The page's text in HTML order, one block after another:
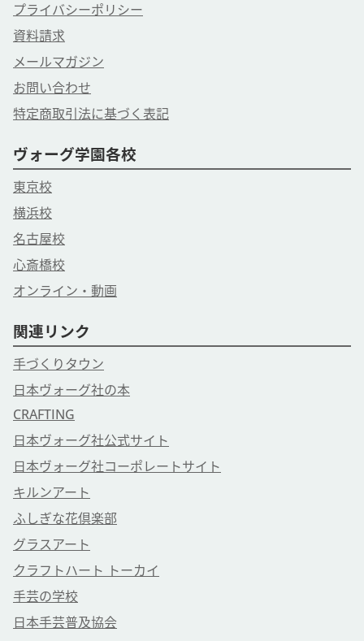
プライバシーポリシー
資料請求
メールマガジン
お問い合わせ
特定商取引法に基づく表記
ヴォーグ学園各校
東京校
横浜校
名古屋校
心斎橋校
オンライン・動画
関連リンク
手づくりタウン
日本ヴォーグ社の本
CRAFTING
日本ヴォーグ社公式サイト
日本ヴォーグ社コーポレートサイト
キルンアート
ふしぎな花倶楽部
グラスアート
クラフトハート トーカイ
手芸の学校
日本手芸普及協会